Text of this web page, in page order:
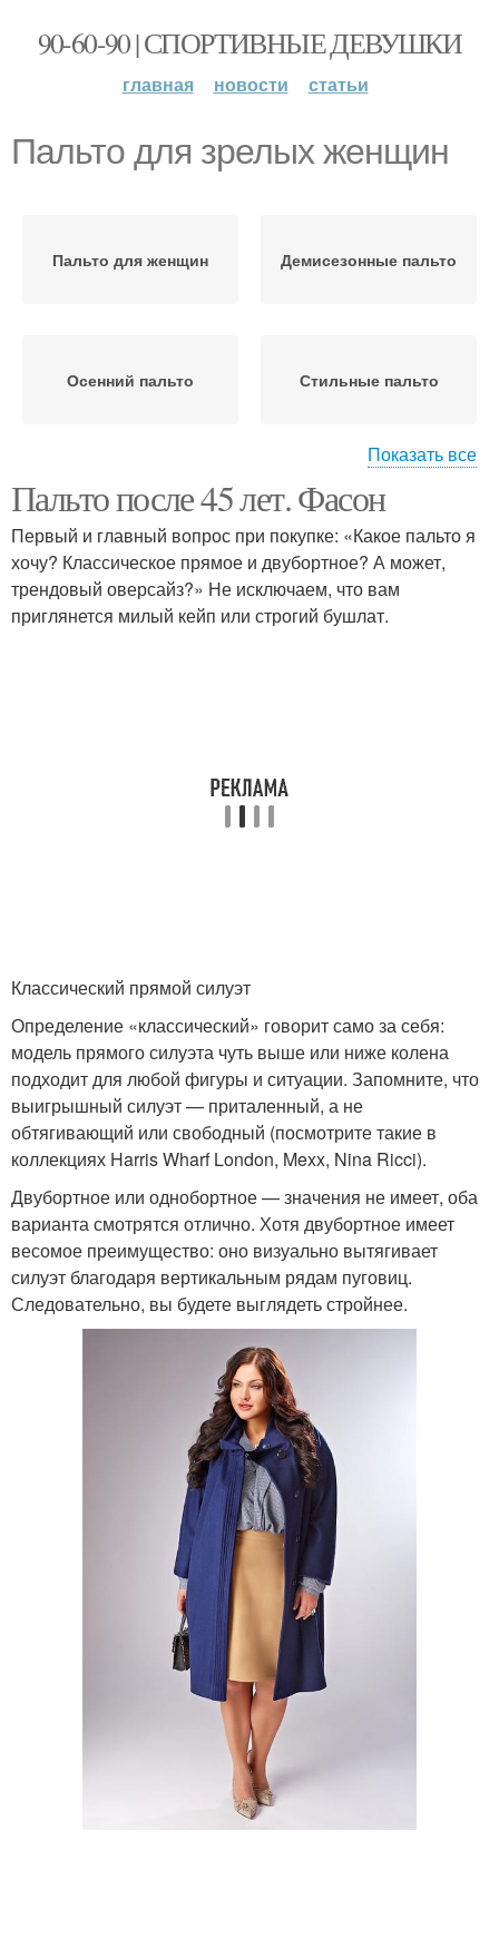
90-60-90 | СПОРТИВНЫЕ ДЕВУШКИ
главная новости статьи
Пальто для зрелых женщин
Пальто для женщин Демисезонные пальто
Осенний пальто Стильные пальто
женщин
Модное пальто
Пальто для зрелых дам
Показать все
Пальто после 45 лет. Фасон
Первый и главный вопрос при покупке: «Какое пальто я
хочу? Классическое прямое и двубортное? А может,
трендовый оверсайз?» Не исключаем, что вам
приглянется милый кейп или строгий бушлат.
Классический прямой силуэт
Определение «классический» говорит само за себя:
модель прямого силуэта чуть выше или ниже колена
подходит для любой фигуры и ситуации. Запомните, что
выигрышный силуэт — приталенный, а не
обтягивающий или свободный (посмотрите такие в
коллекциях Harris Wharf London, Mexx, Nina Ricci).
Двубортное или однобортное — значения не имеет, оба
варианта смотрятся отлично. Хотя двубортное имеет
весомое преимущество: оно визуально вытягивает
силуэт благодаря вертикальным рядам пуговиц.
Следовательно, вы будете выглядеть стройнее.